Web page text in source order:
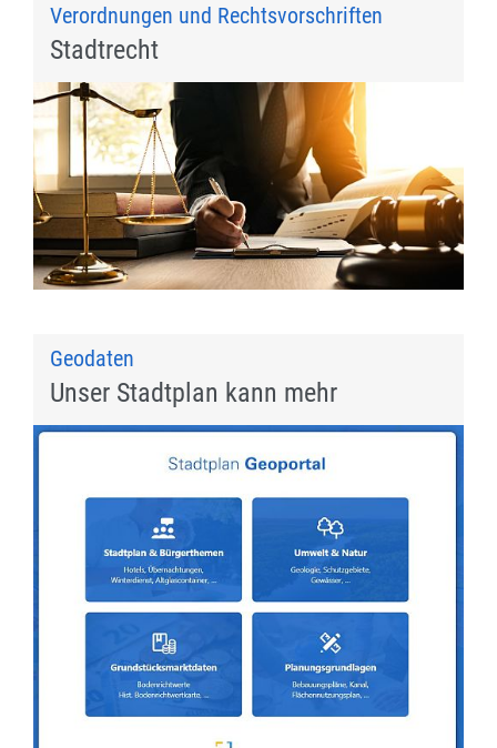
Verordnungen und Rechtsvorschriften
Stadtrecht
Geodaten
Unser Stadtplan kann mehr